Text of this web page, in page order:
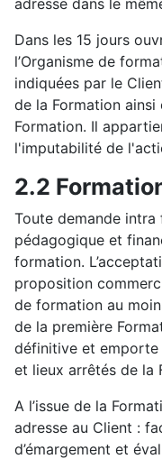
adresse dans le
Dans les 15 jours
l’Organisme de
indiquées par le
de la Formation
Formation. Il
l'imputabilité de
2.2
Toute demande intra
pédagogique et
formation.
proposition
de formation au
de la première
définitive et emporte
et lieux arrêtés de la
A l’issue de la
adresse au Client :
d’émargement et